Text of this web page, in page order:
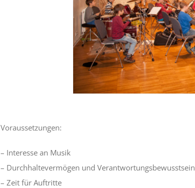
Voraussetzungen:
– Interesse an Musik
– Durchhaltevermögen und Verantwortungsbewusstsein
– Zeit für Auftritte